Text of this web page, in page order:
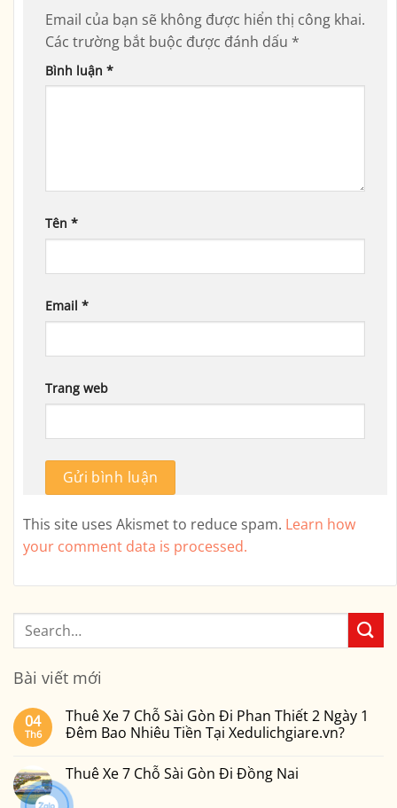
Email của bạn sẽ không được hiển thị công khai.
Các trường bắt buộc được đánh dấu *
Bình luận *
Tên *
Email *
Trang web
This site uses Akismet to reduce spam. Learn how
your comment data is processed.
Bài viết mới
04
Th6
Thuê Xe 7 Chỗ Sài Gòn Đi Phan Thiết 2 Ngày 1
Đêm Bao Nhiêu Tiền Tại Xedulichgiare.vn?
bình
luận
ở
Thuê Xe 7 Chỗ Sài Gòn Đi Đồng Nai
Không
có